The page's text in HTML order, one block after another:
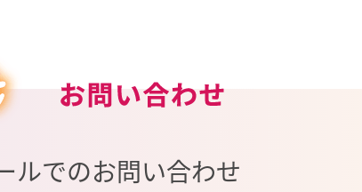
でのお問い合わせ